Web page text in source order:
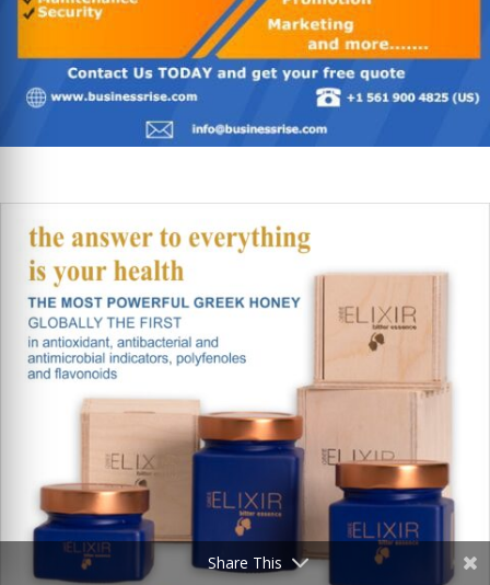
Share This